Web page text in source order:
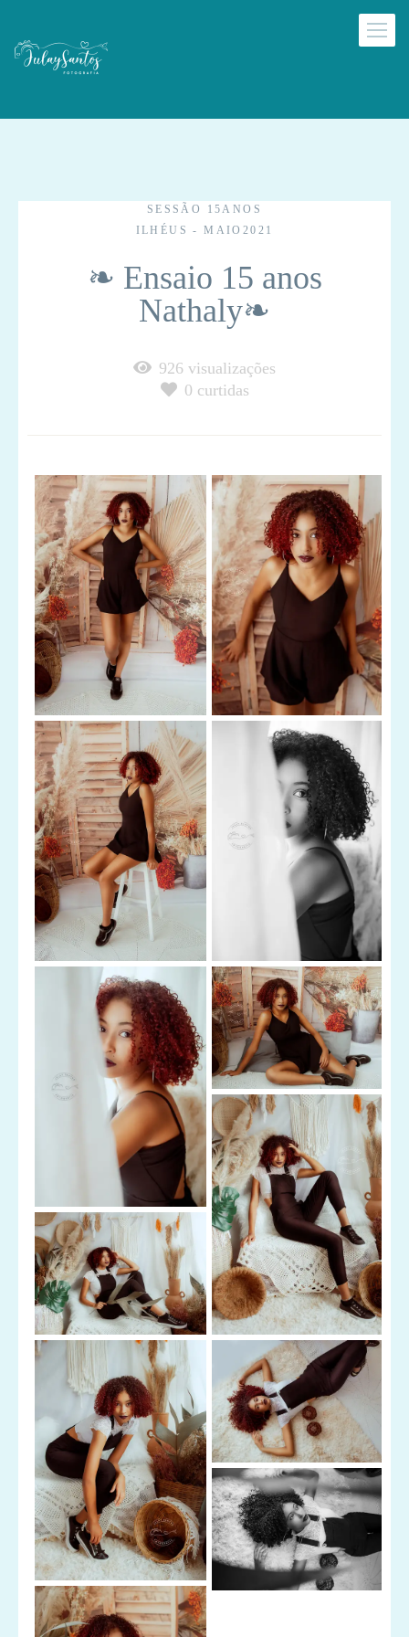
SESSÃO 15ANOS
ILHÉUS - MAIO2021
❧ Ensaio 15 anos
Nathaly❧
926 visualizações
0 curtidas